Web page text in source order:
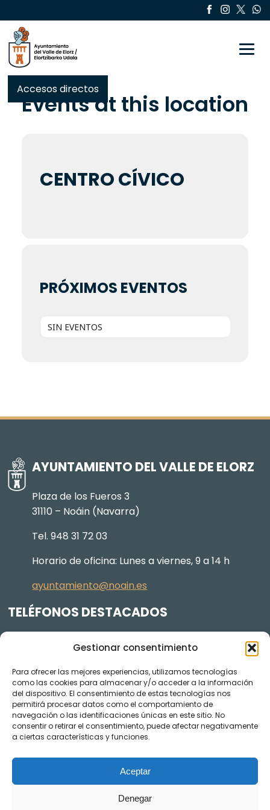
Gestionar consentimiento
Para ofrecer las mejores experiencias, utilizamos tecnologías
como las cookies para almacenar y/o acceder a la información
del dispositivo. El consentimiento de estas tecnologías nos
permitirá procesar datos como el comportamiento de
navegación o las identificaciones únicas en este sitio. No
consentir o retirar el consentimiento, puede afectar negativamente
a ciertas características y funciones.
Aceptar
Denegar
Accesos directos
Events at this location
CENTRO CÍVICO
PRÓXIMOS EVENTOS
SIN EVENTOS
AYUNTAMIENTO DEL VALLE DE ELORZ
Plaza de los Fueros 3
31110 – Noáin (Navarra)
Tel. 948 31 72 03
Horario de oficina: Lunes a viernes, 9 a 14 h
ayuntamiento@noain.es
TELÉFONOS DESTACADOS
605 834 045
Jardinería y Agenda Local 2030
948 074 848
TRANSPARENCIA
Videos de los plenos en YouTube